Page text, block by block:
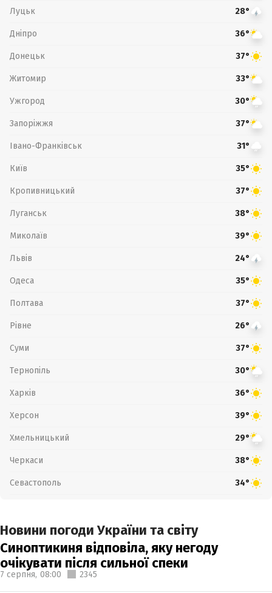
Луцьк 28°
Дніпро 36°
Донецьк 37°
Житомир 33°
Ужгород 30°
Запоріжжя 37°
Івано-Франківськ 31°
Київ 35°
Кропивницький 37°
Луганськ 38°
Миколаїв 39°
Львів 24°
Одеса 35°
Полтава 37°
Рівне 26°
Суми 37°
Тернопіль 30°
Харків 36°
Херсон 39°
Хмельницький 29°
Черкаси 38°
Севастополь 34°
Новини погоди України та світу
Синоптикиня відповіла, яку негоду
очікувати після сильної спеки
7 серпня, 08:00 2345